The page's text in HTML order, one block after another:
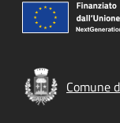
Comune